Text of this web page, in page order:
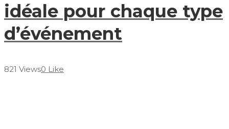
idéale pour chaque type
d’événement
821 Views0 Like